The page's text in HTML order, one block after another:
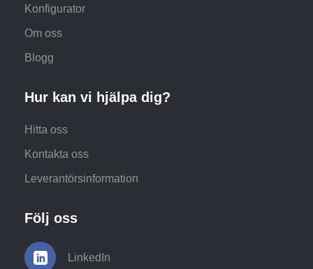
Konfigurator
Om oss
Blogg
Hur kan vi hjälpa dig?
Hitta oss
Kontakta oss
Leverantörsinformation
Följ oss
LinkedIn